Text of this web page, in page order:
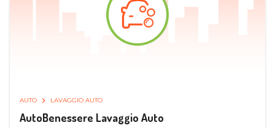
AUTO LAVAGGIO AUTO
AutoBenessere Lavaggio Auto